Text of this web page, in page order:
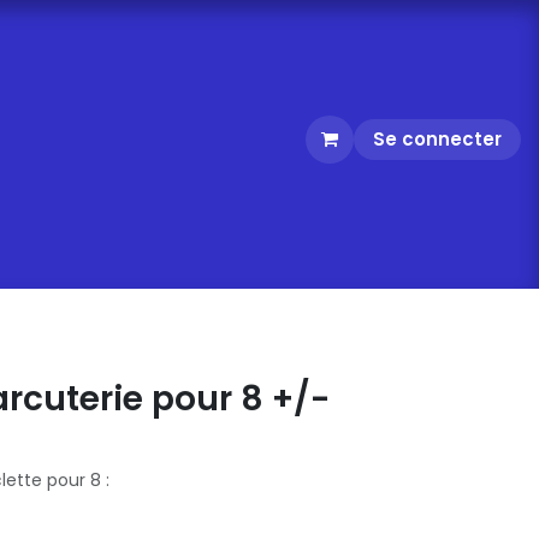
Se connecter
pour 8 +/-
pour 8 :